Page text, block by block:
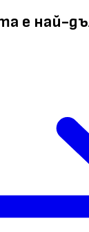
е най-